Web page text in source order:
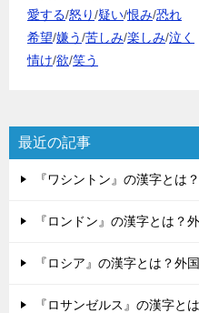
愛する/怒り/疑い/恨み/恐れ
希望/嫌う/苦しみ/楽しみ/泣く
情け/欲/笑う
最近の記事
『ワシントン』の漢字とは
『ロンドン』の漢字とは？
『ロシア』の漢字とは？外
『ロサンゼルス』の漢字と